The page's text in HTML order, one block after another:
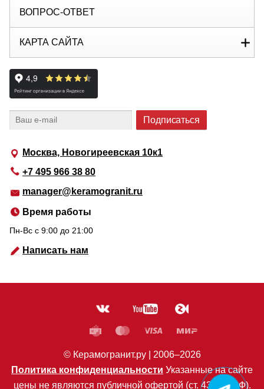
Москва, Новогиреевская 10к1
+7 495 966 38 80
manager@keramogranit.ru
Время работы
Пн-Вс c 9:00 до 21:00
Написать нам
ВОПРОС-ОТВЕТ
КАРТА САЙТА
© Керамогранит.ру | 2006–2026
Политика конфиденциальности Указанные на сайте
цены не являются публичной офертой (ст. 435 ГК РФ).